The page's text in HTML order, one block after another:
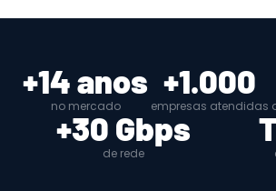
+14 anos
no mercado
+1.000
empresas atendidas
+30 Gbps
de rede